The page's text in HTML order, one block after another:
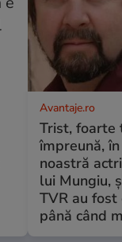
Avantaje.ro
Trist, foarte
împreună,
noastră
lui Mungiu,
TVR au
până când